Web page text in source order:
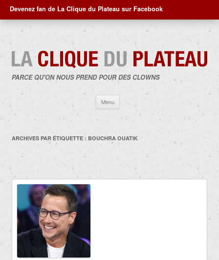
Devenez fan de La Clique du Plateau sur Facebook
PARCE QU'ON NOUS PREND POUR DES CLOWNS
Menu
contenu
ARCHIVES PAR ÉTIQUETTE : BOUCHRA OUATIK